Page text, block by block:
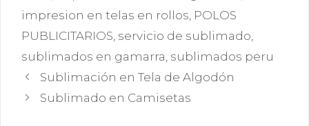
impresion en telas en rollos POLOS
PUBLICITARIOS servicio de sublimado
sublimados en gamarra sublimados peru
Sublimación en Tela de Algodón
Sublimado en Camisetas